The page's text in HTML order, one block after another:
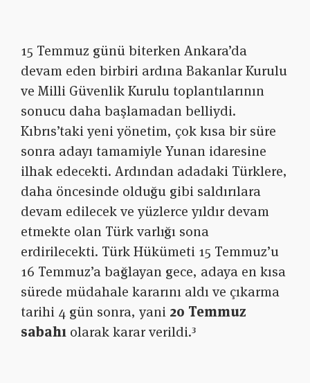
15 Temmuz günü biterken Ankara’da
devam eden birbiri ardına Bakanlar Kurulu
ve Milli Güvenlik Kurulu toplantılarının
sonucu daha başlamadan belliydi.
Kıbrıs’taki yeni yönetim, çok kısa bir süre
sonra adayı tamamiyle Yunan idaresine
ilhak edecekti. Ardından adadaki Türklere,
daha öncesinde olduğu gibi saldırılara
devam edilecek ve yüzlerce yıldır devam
etmekte olan Türk varlığı sona
erdirilecekti. Türk Hükümeti 15 Temmuz’u
16 Temmuz’a bağlayan gece, adaya en kısa
sürede müdahale kararını aldı ve çıkarma
tarihi 4 gün sonra, yani 20 Temmuz
sabahı olarak karar verildi.³